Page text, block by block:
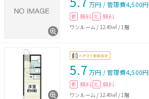
万円 /管理費4,500円
敷 無料 礼 無料
ワンルーム / 12.49㎡/ 1階
5.7 万円 /管理費4,500円
敷 無料 礼 無料
ワンルーム / 12.49㎡/1階